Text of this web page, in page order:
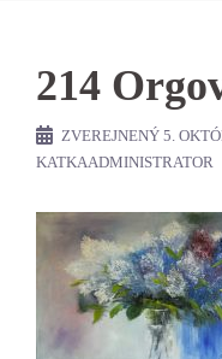
214
ZVEREJNENÝ 5.
KATKAADMINISTRATOR